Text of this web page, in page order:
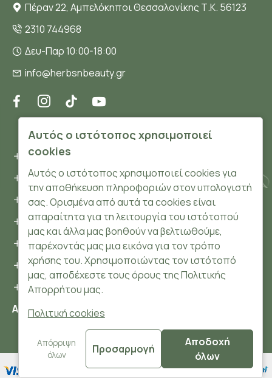
Πέραν 22, Αμπελόκηποι Θεσσαλονίκης Τ.Κ. 56123
2310 744968
Δευ-Παρ 10:00-18:00
info@herbsnbeauty.gr
ΠΛΗΡΟΦΟΡΊΕΣ
Όροι και συνθήκες
Προσωπικά δεδομένα
Ασφάλεια
Τρόποι Πληρωμής
Τρόποι Αποστολής
Επιστροφές Προϊόντων
Cookies
Αριθμός ΓΕΜΗ: 148204106000
© 2024 HerbsnBeauty.gr All Rights Reserved.
Αυτός ο ιστότοπος χρησιμοποιεί
cookies
Αυτός ο ιστότοπος χρησιμοποιεί cookies για
την αποθήκευση πληροφοριών στον υπολογιστή
σας. Ορισμένα από αυτά τα cookies είναι
απαραίτητα για τη λειτουργία του ιστότοπού
μας και άλλα μας βοηθούν να βελτιωθούμε,
παρέχοντάς μας μια εικόνα για τον τρόπο
χρήσης του. Χρησιμοποιώντας τον ιστότοπό
μας, αποδέχεστε τους όρους της Πολιτικής
Απορρήτου μας.
Πολιτική cookies
Απόρριψη
όλων
Προσαρμογή
Αποδοχή
όλων